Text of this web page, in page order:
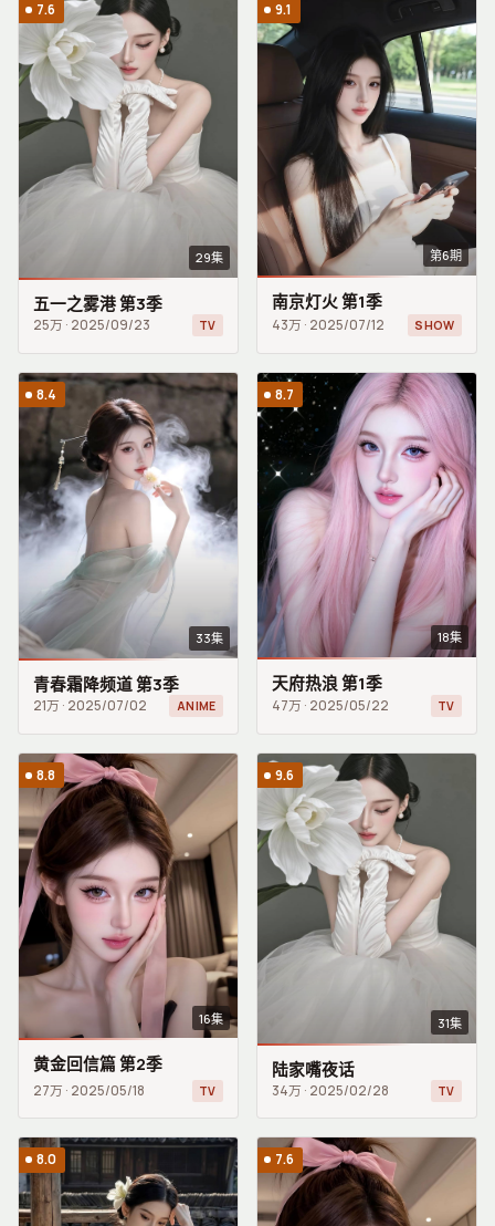
7.6
29集
五一之雾港 第3季
25万 · 2025/09/23 TV
9.1
第6期
南京灯火 第1季
43万 · 2025/07/12 SHOW
8.4
33集
青春霜降频道 第3季
21万 · 2025/07/02 ANIME
8.7
18集
天府热浪 第1季
47万 · 2025/05/22 TV
8.8
16集
黄金回信篇 第2季
27万 · 2025/05/18 TV
9.6
31集
陆家嘴夜话
34万 · 2025/02/28 TV
8.0 7.6